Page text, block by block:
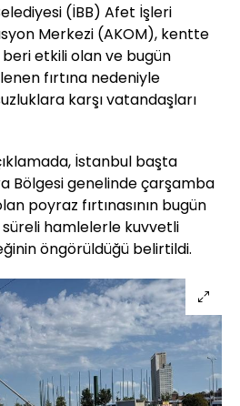
(İBB) Afet İşleri
Merkezi (AKOM), kentte
etkili olan ve bugün
fırtına nedeniyle
karşı vatandaşları
İstanbul başta
Bölgesi genelinde çarşamba
poyraz fırtınasının bugün
süreli hamlelerle kuvvetli
öngörüldüğü belirtildi.